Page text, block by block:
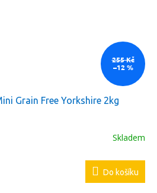
255 Kč
–12 %
Grain Free Yorkshire 2kg
Skladem
Do košíku